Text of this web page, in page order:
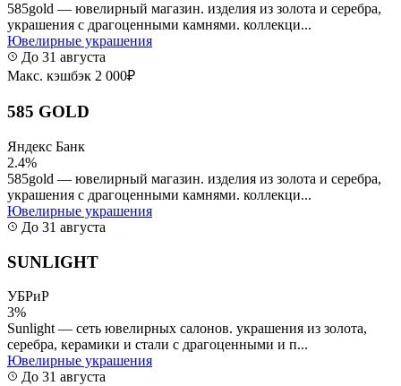
585gold — ювелирный магазин. изделия из золота и серебра,
украшения с драгоценными камнями. коллекци...
Ювелирные украшения
До 31 августа
Макс. кэшбэк 2 000₽
585 GOLD
Яндекс Банк
2.4%
585gold — ювелирный магазин. изделия из золота и серебра,
украшения с драгоценными камнями. коллекци...
Ювелирные украшения
До 31 августа
SUNLIGHT
УБРиР
3%
Sunlight — сеть ювелирных салонов. украшения из золота,
серебра, керамики и стали с драгоценными и п...
Ювелирные украшения
До 31 августа